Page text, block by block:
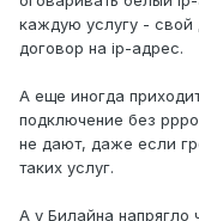
каждую услугу - свой
договор на ip-адрес.
А еще иногда
подключение без
не дают, даже если
таких услуг.
А у Билайна напрягло